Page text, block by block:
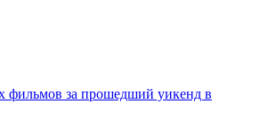
фильмов за прошедший уикенд в